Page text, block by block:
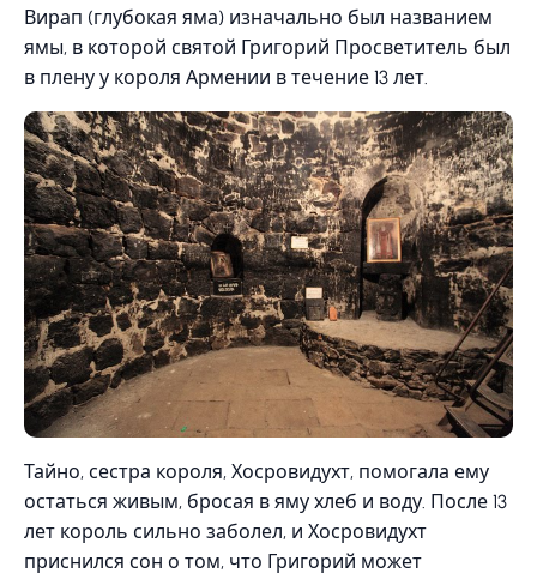
Вирап (глубокая яма) изначально был названием
ямы, в которой святой Григорий Просветитель был
в плену у короля Армении в течение 13 лет.
Тайно, сестра короля, Хосровидухт, помогала ему
остаться живым, бросая в яму хлеб и воду. После 13
лет король сильно заболел, и Хосровидухт
приснился сон о том, что Григорий может